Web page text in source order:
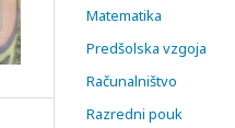
Matematika
Predšolska vzgoja
Računalništvo
Razredni pouk